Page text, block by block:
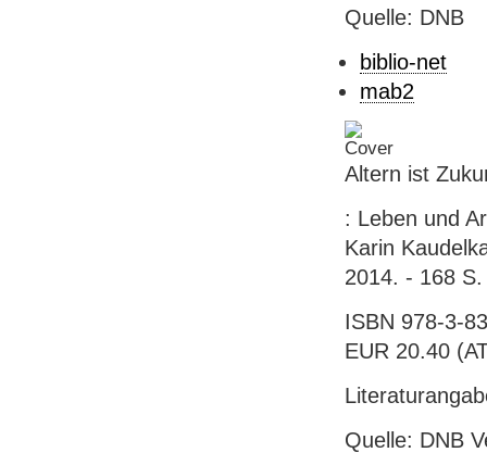
Quelle: DNB
biblio-net
mab2
Altern ist
: Leben und
Karin
2014. - 168
ISBN 978-3-
EUR 20.40
Quelle: DNB